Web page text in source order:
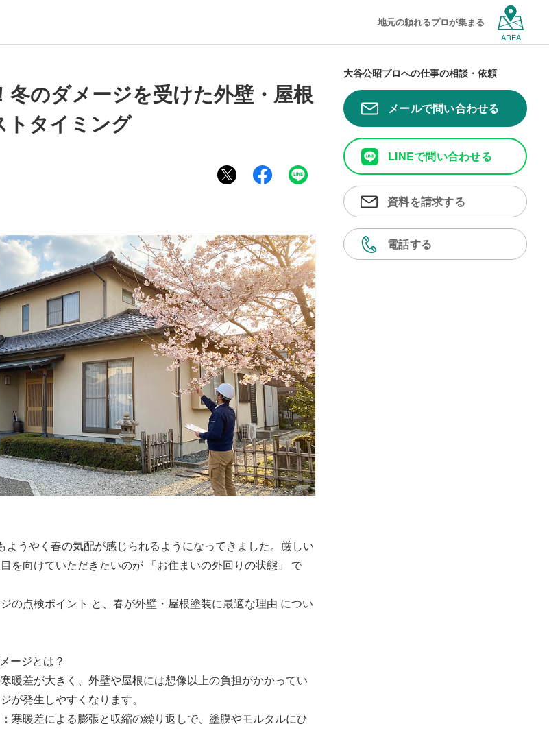
地元の頼れるプロが集まる
AREA
のダメージを受けた外壁・屋根
トタイミング
ようやく春の気配が感じられるようになってきました。厳しい
を向けていただきたいのが 「お住まいの外回りの状態」 で
の点検ポイント と、春が外壁・屋根塗装に最適な理由 につい
ージとは？
暖差が大きく、外壁や屋根には想像以上の負担がかかってい
が発生しやすくなります。
寒暖差による膨張と収縮の繰り返しで、塗膜やモルタルにひ
大谷公昭プロへの仕事の相談・依頼
メールで問い合わせる
LINEで問い合わせる
資料を請求する
電話する